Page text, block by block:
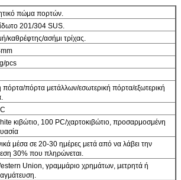
πώμα πορτών.
201/304 SUS.
καθρέφτης/ασήμι τρίχας.
pcs
πόρτα/πόρτα μετάλλων/εσωτερική πόρτα/εξωτερική
κιβώτιο, 100 PC/χαρτοκιβώτιο, προσαρμοσμένη
μέσα σε 20-30 ημέρες μετά από να λάβει την
30% που πληρώνεται.
Union, γραμμάριο χρημάτων, μετρητά ή